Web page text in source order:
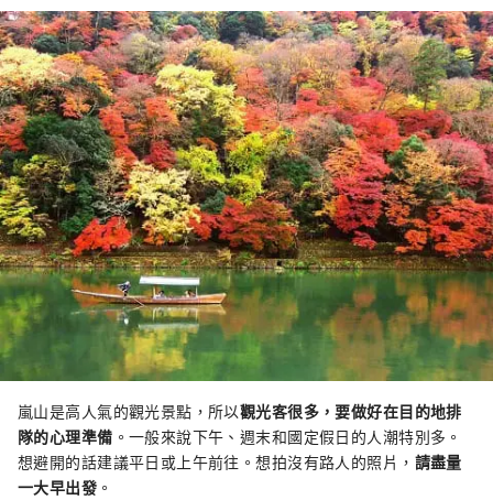
嵐山是高人氣的觀光景點，所以觀光客很多，要做好在目的地排
隊的心理準備 。一般來說下午、週末和國定假日的人潮特別多。
想避開的話建議平日或上午前往。想拍沒有路人的照片， 請盡量
一大早出發 。